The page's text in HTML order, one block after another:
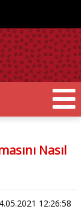
Nasıl
12:26:58